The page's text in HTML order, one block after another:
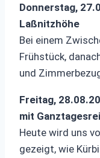
Donnerstag,
Laßnitzhöhe
Bei einem
Frühstück,
und
Freitag,
mit
Heute wird uns
gezeigt, wie